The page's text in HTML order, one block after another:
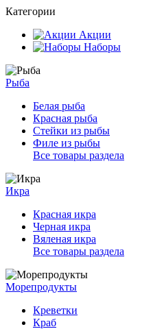
Категории
Акции
Наборы
Рыба
Белая рыба
Красная рыба
Стейки из рыбы
Филе из рыбы
Все товары раздела
Икра
Красная икра
Черная икра
Вяленая икра
Все товары раздела
Морепродукты
Креветки
Краб